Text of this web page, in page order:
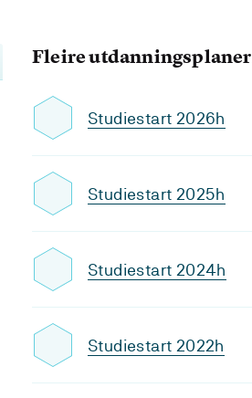
Fleire utdanningsplaner
Studiestart 2026h
Studiestart 2025h
Studiestart 2024h
Studiestart 2022h